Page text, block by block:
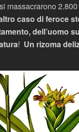
massacrarono
caso di feroce
dell’uomo
! Un rizoma